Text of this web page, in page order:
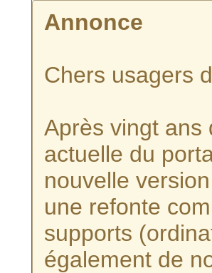
Annonce
Chers usagers
Après vingt ans
actuelle du
nouvelle
une refonte
supports
également de